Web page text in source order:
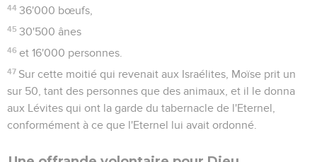
le pays que l'Eternel leur donnait.
10 La colère de l'Eternel s’est enflammée ce jour-là et il a
juré :
d'Egypte ne verront pas le pays que j'ai juré de donner à
Abraham, à Isaac et à Jacob, car ils n'ont pas suivi
pleinement ma voie,
de Nun, qui ont pleinement suivi la voie de l'Eternel.’